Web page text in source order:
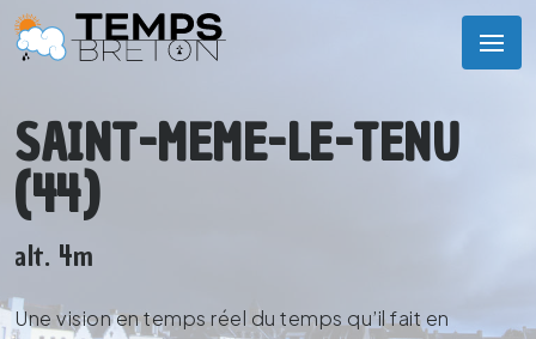
SAINT-MEME-LE-TENU
(44)
alt. 4m
Une vision en temps réel du temps qu’il fait en